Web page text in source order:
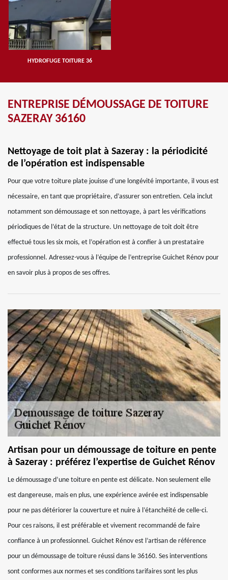
HYDROFUGE TOITURE 36
ENTREPRISE DÉMOUSSAGE DE TOITURE
SAZERAY 36160
Nettoyage de toit plat à Sazeray : la périodicité
de l’opération est indispensable
Pour que votre toiture plate jouisse d’une longévité importante, il vous est
nécessaire, en tant que propriétaire, d’assurer son entretien. Cela inclut
notamment son démoussage et son nettoyage, à part les vérifications
périodiques de l’état de la structure. Un nettoyage de toit doit être
effectué tous les six mois, et l’opération est à confier à un prestataire
professionnel. Adressez-vous à l’équipe de l’entreprise Guichet Rénov pour
en savoir plus à propos de ses offres.
Artisan pour un démoussage de toiture en pente
à Sazeray : préférez l’expertise de Guichet Rénov
Le démoussage d’une toiture en pente est délicate. Non seulement elle
est dangereuse, mais en plus, une expérience avérée est indispensable
pour ne pas détériorer la couverture et nuire à l’étanchéité de celle-ci.
Pour ces raisons, il est préférable et vivement recommandé de faire
confiance à un professionnel. Guichet Rénov est l’artisan de référence
pour un démoussage de toiture réussi dans le 36160. Ses interventions
sont conformes aux normes et ses conditions tarifaires sont les plus